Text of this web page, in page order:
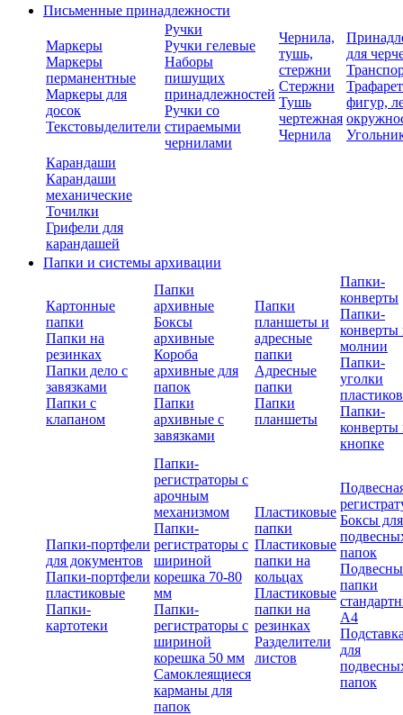
Письменные принадлежности
Маркеры
Маркеры
перманентные
Маркеры для
досок
Текстовыделители
Ручки
Ручки гелевые
Наборы
пишущих
принадлежностей
Ручки со
стираемыми
чернилами
Чернила,
тушь,
стержни
Стержни
Тушь
чертежная
Чернила
для
фигур,
Карандаши
Карандаши
механические
Точилки
Грифели для
карандашей
Папки и системы архивации
Картонные
папки
Папки на
резинках
Папки дело с
завязками
Папки с
клапаном
Папки
архивные
Боксы
архивные
Короба
архивные для
папок
Папки
архивные с
завязками
Папки
планшеты и
адресные
папки
Адресные
папки
Папки
планшеты
Папки-
конверты
Папки-
конверты
молнии
Папки-
уголки
Папки-
конверты
кнопке
Папки-портфели
для документов
Папки-портфели
пластиковые
Папки-
картотеки
Папки-
регистраторы с
арочным
механизмом
Папки-
регистраторы с
шириной
корешка 70-80
мм
Папки-
регистраторы с
шириной
корешка 50 мм
Самоклеящиеся
карманы для
папок
Пластиковые
папки
Пластиковые
папки на
кольцах
Пластиковые
папки на
резинках
Разделители
листов
Боксы для
папок
папки
А4
для
папок